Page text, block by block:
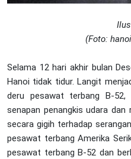
(Foto:
Selama 12 hari akhir bulan
Hanoi tidak tidur. Langit
deru pesawat terbang B-
senapan penangkis udara
secara gigih terhadap
pesawat terbang Amerika
pesawat terbang B-52 dan